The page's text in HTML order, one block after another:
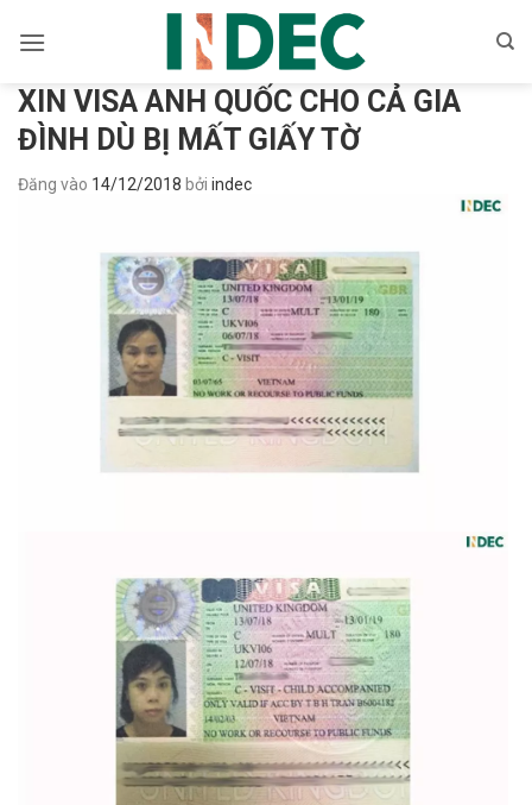
qua
dungXIN VISA ANH QUỐC CHO CẢ GIA
ĐÌNH DÙ BỊ MẤT GIẤY TỜ
Đăng vào 14/12/2018 bởi indec